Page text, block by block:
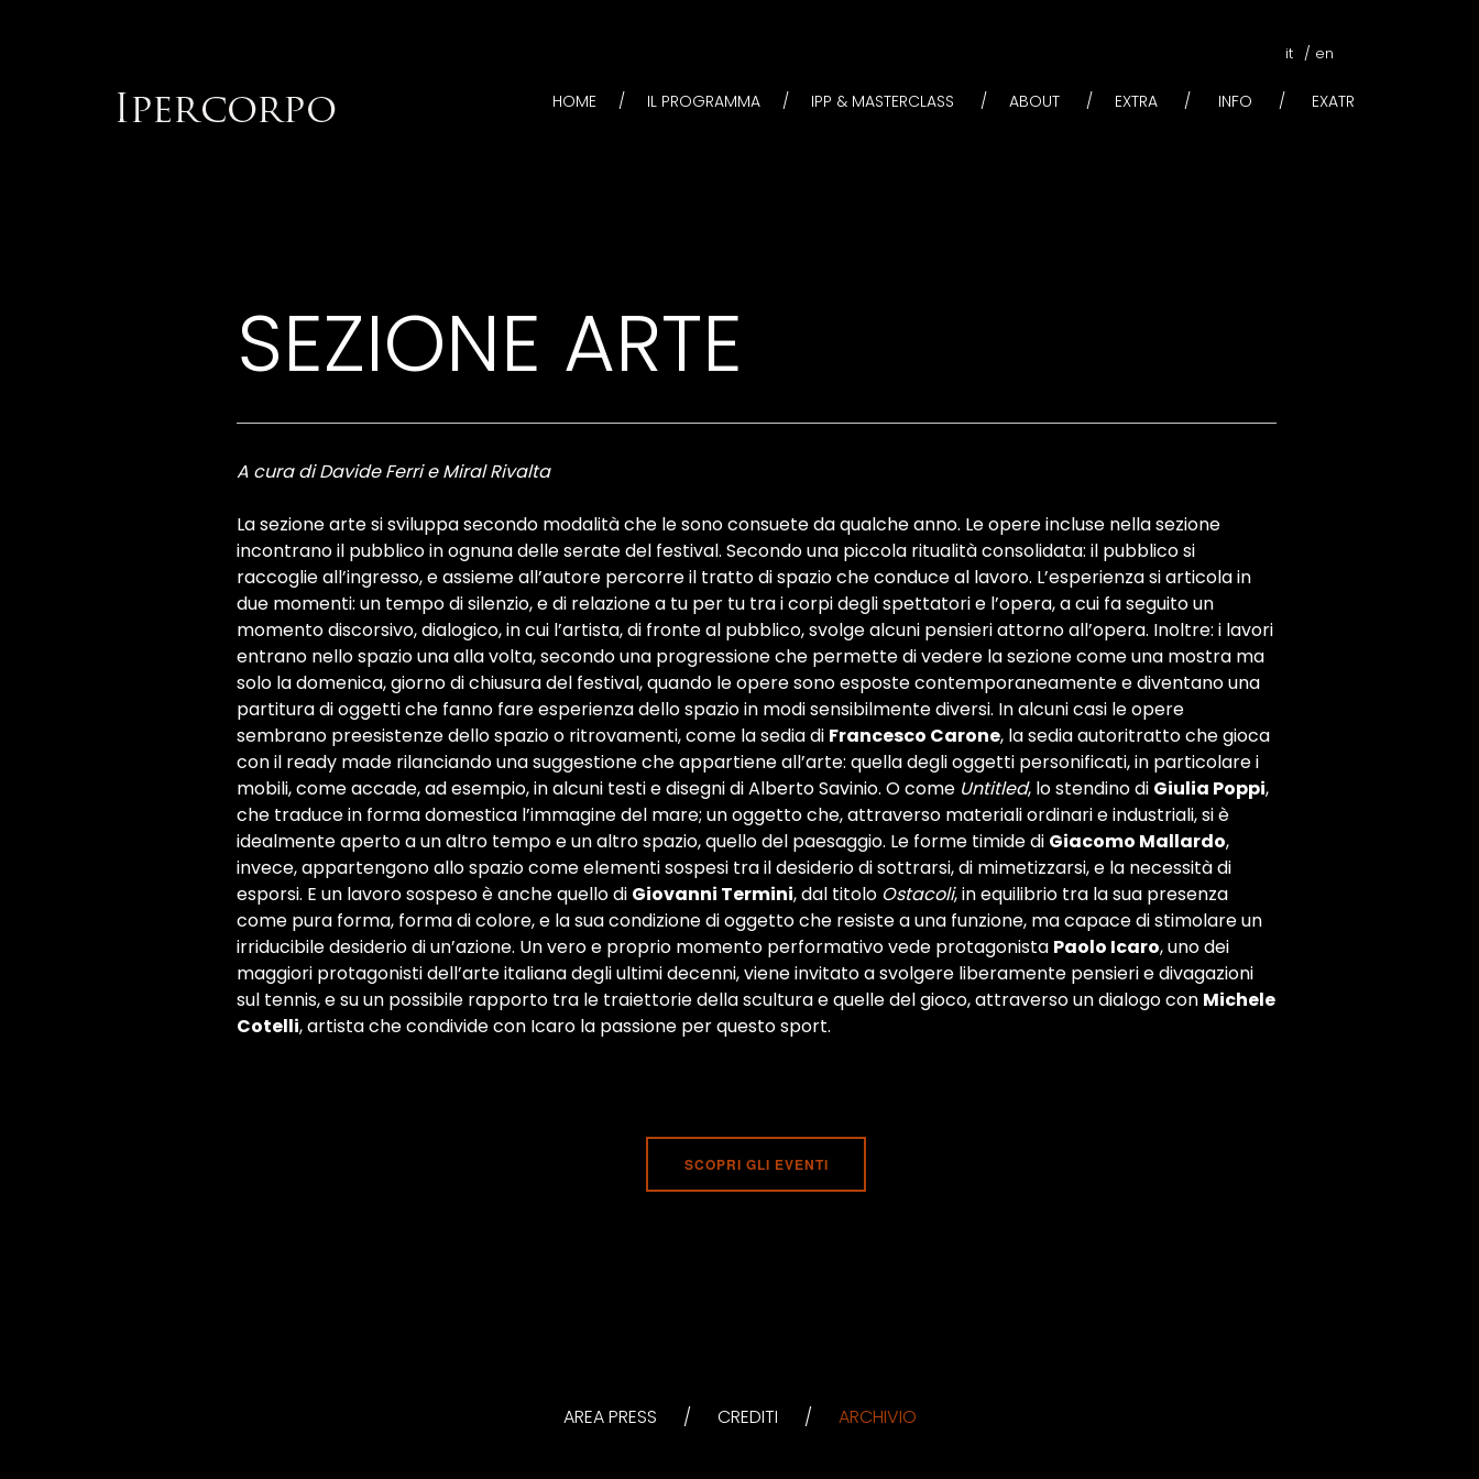
it en
HOME IL PROGRAMMA IPP & MASTERCLASS ABOUT EXTRA INFO EXATR
SEZIONE ARTE
A cura di Davide Ferri e Miral Rivalta
La sezione arte si sviluppa secondo modalità che le sono consuete da qualche anno. Le opere incluse nella sezione
incontrano il pubblico in ognuna delle serate del festival. Secondo una piccola ritualità consolidata: il pubblico si
raccoglie all’ingresso, e assieme all’autore percorre il tratto di spazio che conduce al lavoro. L’esperienza si articola in
due momenti: un tempo di silenzio, e di relazione a tu per tu tra i corpi degli spettatori e l’opera, a cui fa seguito un
momento discorsivo, dialogico, in cui l’artista, di fronte al pubblico, svolge alcuni pensieri attorno all’opera. Inoltre: i lavori
entrano nello spazio una alla volta, secondo una progressione che permette di vedere la sezione come una mostra ma
solo la domenica, giorno di chiusura del festival, quando le opere sono esposte contemporaneamente e diventano una
partitura di oggetti che fanno fare esperienza dello spazio in modi sensibilmente diversi. In alcuni casi le opere
sembrano preesistenze dello spazio o ritrovamenti, come la sedia di Francesco Carone, la sedia autoritratto che gioca
con il ready made rilanciando una suggestione che appartiene all’arte: quella degli oggetti personificati, in particolare i
mobili, come accade, ad esempio, in alcuni testi e disegni di Alberto Savinio. O come Untitled, lo stendino di Giulia Poppi,
che traduce in forma domestica l’immagine del mare; un oggetto che, attraverso materiali ordinari e industriali, si è
idealmente aperto a un altro tempo e un altro spazio, quello del paesaggio. Le forme timide di Giacomo Mallardo,
invece, appartengono allo spazio come elementi sospesi tra il desiderio di sottrarsi, di mimetizzarsi, e la necessità di
esporsi. E un lavoro sospeso è anche quello di Giovanni Termini, dal titolo Ostacoli, in equilibrio tra la sua presenza
come pura forma, forma di colore, e la sua condizione di oggetto che resiste a una funzione, ma capace di stimolare un
irriducibile desiderio di un’azione. Un vero e proprio momento performativo vede protagonista Paolo Icaro, uno dei
maggiori protagonisti dell’arte italiana degli ultimi decenni, viene invitato a svolgere liberamente pensieri e divagazioni
sul tennis, e su un possibile rapporto tra le traiettorie della scultura e quelle del gioco, attraverso un dialogo con Michele
Cotelli, artista che condivide con Icaro la passione per questo sport.
SCOPRI GLI EVENTI
AREA PRESS / CREDITI / ARCHIVIO